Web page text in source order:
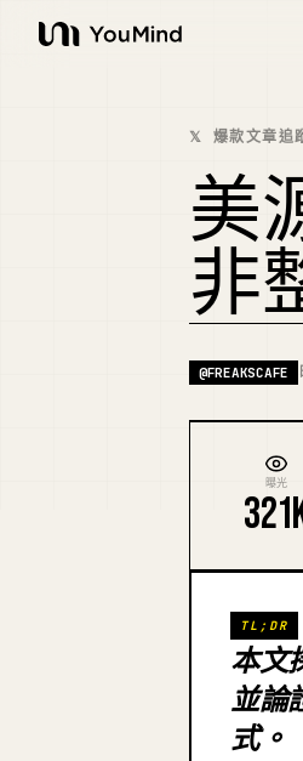
YouMind
𝕏 爆款文章追
美
非
@FREAKSCAFE
曝光
TL;DR
本文
並論
式。